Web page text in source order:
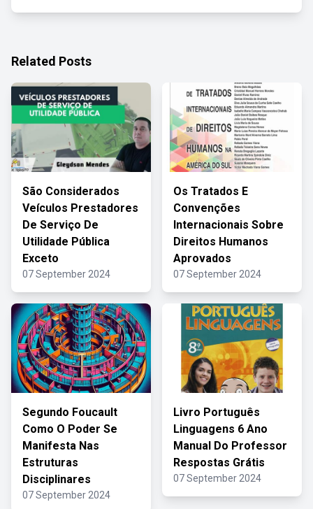
Related Posts
São Considerados
Veículos Prestadores
De Serviço De
Utilidade Pública
Exceto
07 September 2024
Os Tratados E
Convenções
Internacionais Sobre
Direitos Humanos
Aprovados
07 September 2024
Segundo Foucault
Como O Poder Se
Manifesta Nas
Estruturas
Disciplinares
07 September 2024
Livro Português
Linguagens 6 Ano
Manual Do Professor
Respostas Grátis
07 September 2024